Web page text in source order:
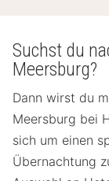
Suchst du
Meersburg?
Dann wirst du
Meersburg bei
sich um einen
Übernachtung